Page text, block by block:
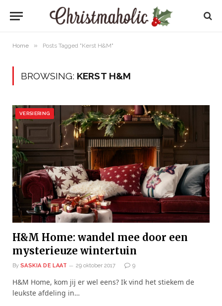
Home » Posts Tagged "Kerst H&M"
BROWSING: KERST H&M
VERSIERING
H&M Home: wandel mee door een
mysterieuze wintertuin
By SASKIA DE LAAT 29 oktober 2017 9
H&M Home, kom jij er wel eens? Ik vind het stiekem de
leukste afdeling in…